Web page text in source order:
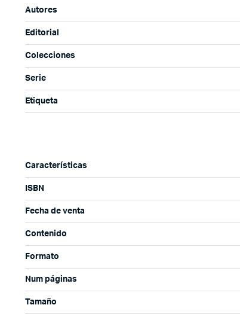
Autores
Editorial
Colecciones
Serie
Etiqueta
Características
ISBN
Fecha de venta
Contenido
Formato
Num páginas
Tamaño